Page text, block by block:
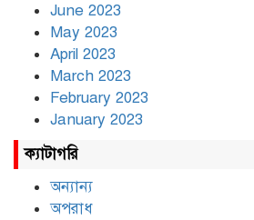
June 2023
May 2023
April 2023
March 2023
February 2023
January 2023
ক্যাটাগরি
অন্যান্য
অপরাধ